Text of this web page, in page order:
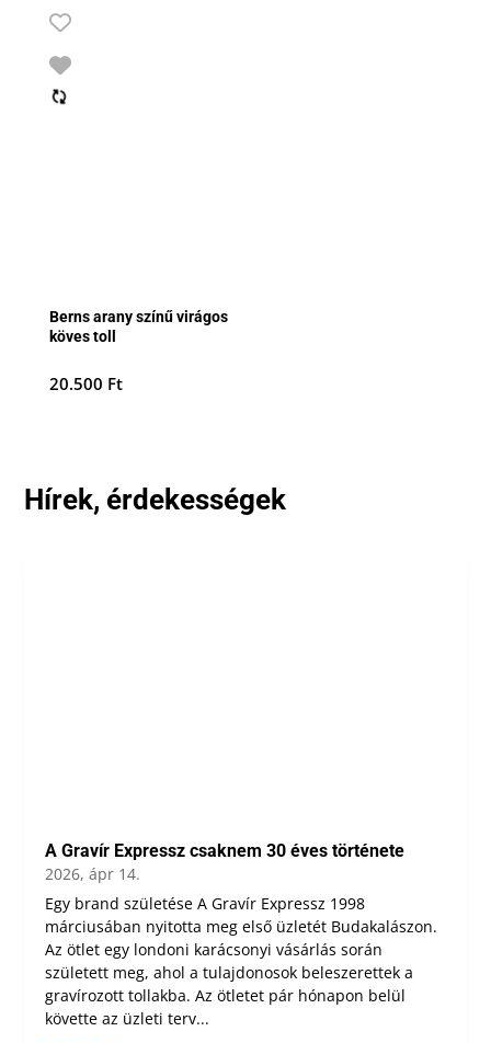
Berns arany színű virágos
köves toll
20.500 Ft
Hírek, érdekességek
A Gravír Expressz csaknem 30 éves története
2026, ápr 14.
Egy brand születése A Gravír Expressz 1998
márciusában nyitotta meg első üzletét Budakalászon.
Az ötlet egy londoni karácsonyi vásárlás során
született meg, ahol a tulajdonosok beleszerettek a
gravírozott tollakba. Az ötletet pár hónapon belül
követte az üzleti terv...